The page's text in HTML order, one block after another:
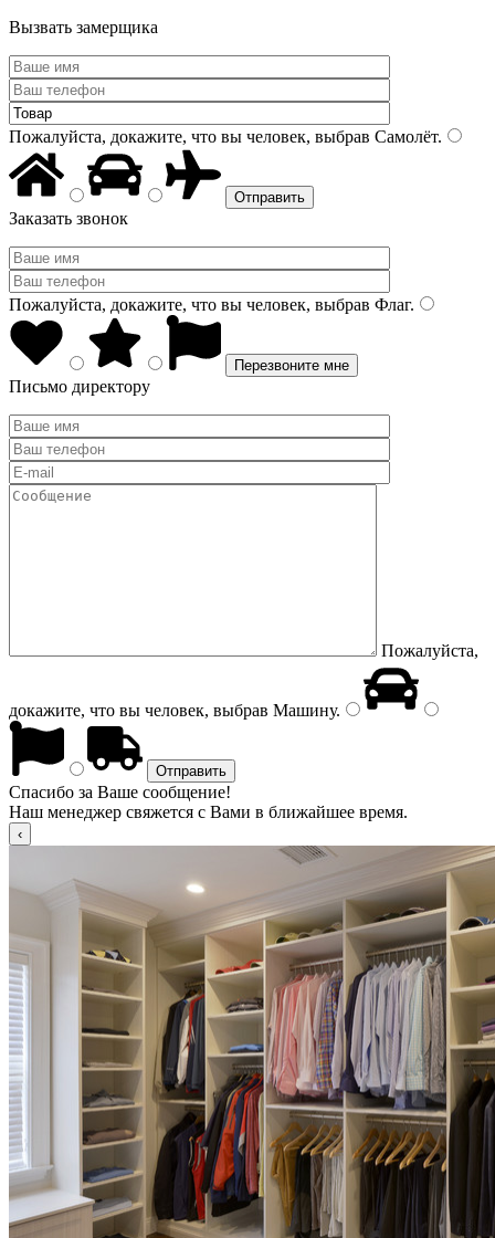
Вызвать замерщика
Пожалуйста, докажите, что вы человек, выбрав Самолёт.
Заказать звонок
Пожалуйста, докажите, что вы человек, выбрав Флаг.
Письмо директору
Пожалуйста,
докажите, что вы человек, выбрав Машину.
Спасибо за Ваше сообщение!
Наш менеджер свяжется с Вами в ближайшее время.